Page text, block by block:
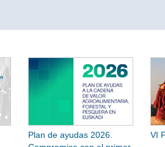
Plan de ayudas 2026.
VI